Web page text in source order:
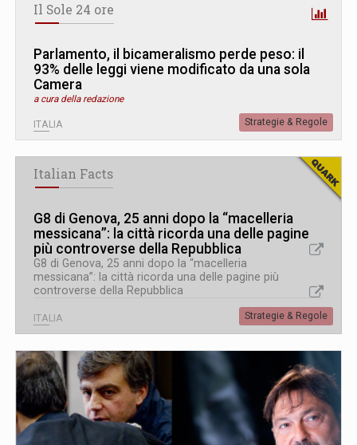
Il Sole 24 ore
Parlamento, il bicameralismo perde peso: il
93% delle leggi viene modificato da una sola
Camera
a cura della redazione
ITALIA Strategie & Regole
Italian Facts
G8 di Genova, 25 anni dopo la “macelleria
messicana”: la città ricorda una delle pagine
più controverse della Repubblica
G8 di Genova, 25 anni dopo la “macelleria
messicana”: la città ricorda una delle pagine più
controverse della Repubblica
ITALIA Strategie & Regole